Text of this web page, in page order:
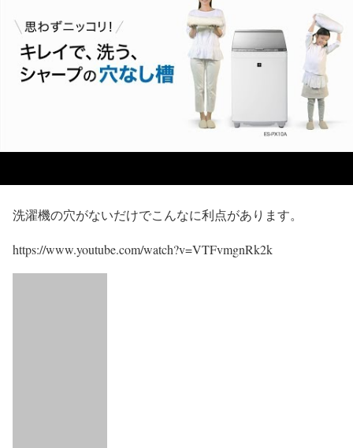
洗濯機の穴がないだけでこんなに利点があります。
https://www.youtube.com/watch?v=VTFvmgnRk2k